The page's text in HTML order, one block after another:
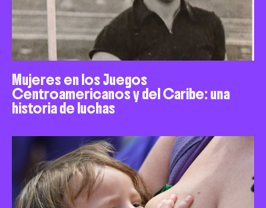
Mujeres en los Juegos
Centroamericanos y del Caribe: una
historia de luchas